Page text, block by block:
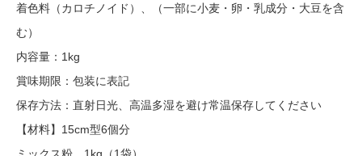
着色料（カロチノイド）、（一部に小麦・卵・乳成分・大豆を含
む）
内容量：1kg
賞味期限：包装に表記
保存方法：直射日光、高温多湿を避け常温保存してください
【材料】15cm型6個分